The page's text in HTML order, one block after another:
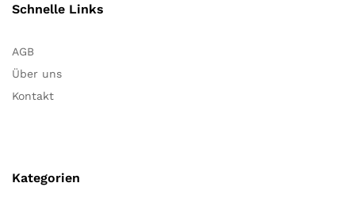
Schnelle Links
AGB
Über uns
Kontakt
Kategorien